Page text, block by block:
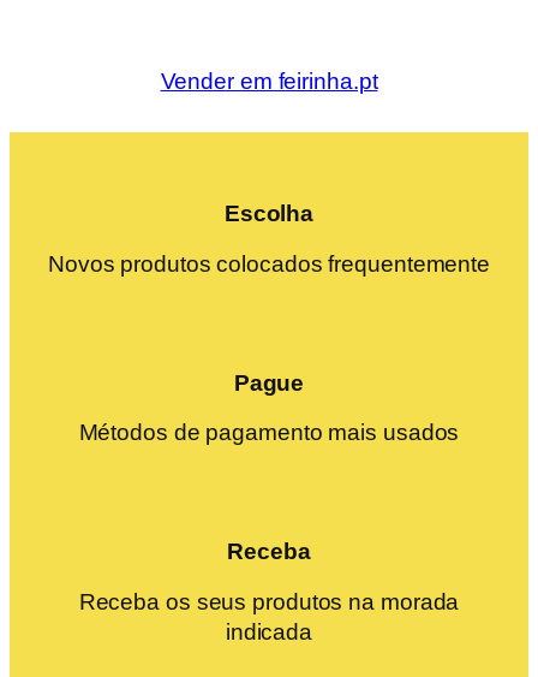
Vender em feirinha.pt
Escolha
Novos produtos colocados frequentemente
Pague
Métodos de pagamento mais usados
Receba
Receba os seus produtos na morada
indicada